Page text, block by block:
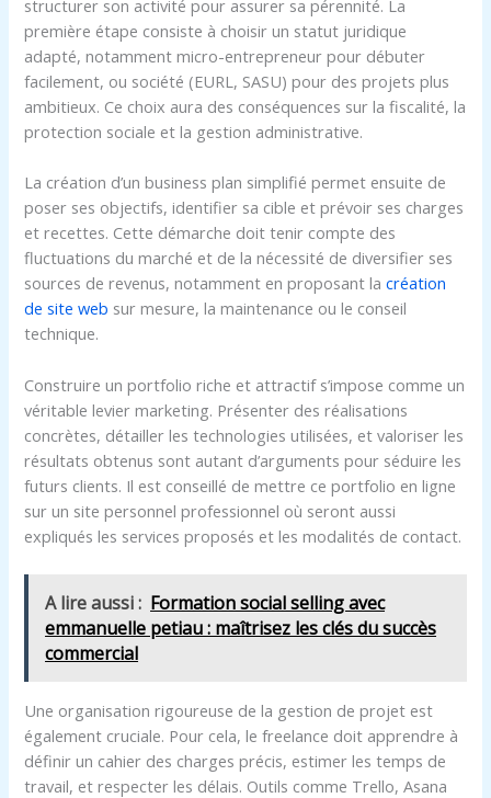
structurer son activité pour assurer sa pérennité. La
première étape consiste à choisir un statut juridique
adapté, notamment micro-entrepreneur pour débuter
facilement, ou société (EURL, SASU) pour des projets plus
ambitieux. Ce choix aura des conséquences sur la fiscalité, la
protection sociale et la gestion administrative.
La création d’un business plan simplifié permet ensuite de
poser ses objectifs, identifier sa cible et prévoir ses charges
et recettes. Cette démarche doit tenir compte des
fluctuations du marché et de la nécessité de diversifier ses
sources de revenus, notamment en proposant lacréation
de site web sur mesure, la maintenance ou le conseil
technique.
Construire un portfolio riche et attractif s’impose comme un
véritable levier marketing. Présenter des réalisations
concrètes, détailler les technologies utilisées, et valoriser les
résultats obtenus sont autant d’arguments pour séduire les
futurs clients. Il est conseillé de mettre ce portfolio en ligne
sur un site personnel professionnel où seront aussi
expliqués les services proposés et les modalités de contact.
A lire aussi : Formation social selling avec
emmanuelle petiau : maîtrisez les clés du succès
commercial
Une organisation rigoureuse de la gestion de projet est
également cruciale. Pour cela, le freelance doit apprendre à
définir un cahier des charges précis, estimer les temps de
travail, et respecter les délais. Outils comme Trello, Asana